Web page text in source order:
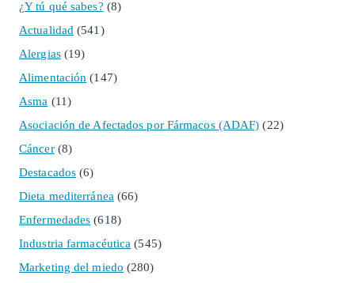
¿Y tú qué sabes? (8)
Actualidad (541)
Alergias(19)
Alimentación (147)
Asma (11)
Asociación de Afectados por Fármacos (ADAF) (22)
Cáncer(8)
Destacados (6)
Dieta mediterránea (66)
Enfermedades (618)
Industria farmacéutica (545)
Marketing del miedo (280)